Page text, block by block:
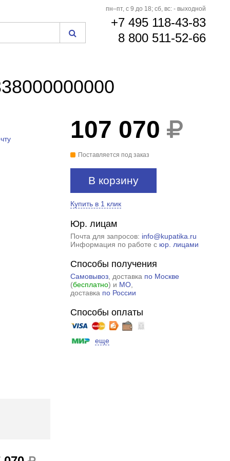
пн–пт, с 9 до 18; сб, вс: - выходной
+7 495 118-43-83
8 800 511-52-66
107 070
Поставляется под заказ
В корзину
Купить в 1 клик
Юр. лицам
Почта для запросов: info@kupatika.ru
Информация по работе с юр. лицами
Способы получения
Самовывоз, доставка по Москве
(бесплатно) и МО,
доставка по России
Способы оплаты
еще